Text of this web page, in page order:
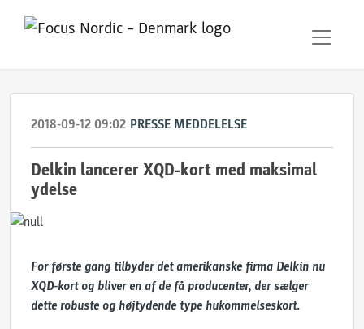
2018-09-12 09:02 PRESSE MEDDELELSE
Delkin lancerer XQD-kort med maksimal
ydelse
For første gang tilbyder det amerikanske firma Delkin nu
XQD-kort og bliver en af de få producenter, der sælger
dette robuste og højtydende type hukommelseskort.